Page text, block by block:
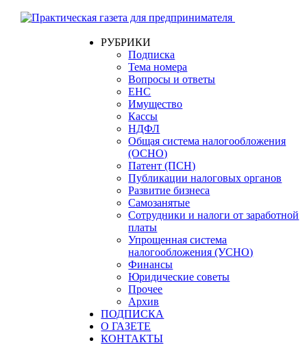
РУБРИКИ
Подписка
Тема номера
Вопросы и ответы
ЕНС
Имущество
Кассы
НДФЛ
Общая система налогообложения
(ОСНО)
Патент (ПСН)
Публикации налоговых органов
Развитие бизнеса
Самозанятые
Сотрудники и налоги от заработной
платы
Упрощенная система
налогообложения (УСНО)
Финансы
Юридические советы
Прочее
Архив
ПОДПИСКА
О ГАЗЕТЕ
КОНТАКТЫ